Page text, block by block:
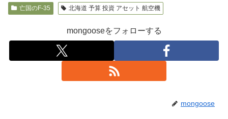
亡国のF-35 北海道 予算 投資 アセット 航空機
mongooseをフォローする
mongoose